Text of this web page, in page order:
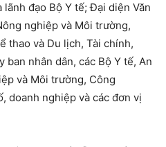
đạo Bộ Y tế; Đại diện Văn
nghiệp và Môi trường,
thao và Du lịch, Tài chính,
ban nhân dân, các Bộ Y tế, An
và Môi trường, Công
doanh nghiệp và các đơn vị